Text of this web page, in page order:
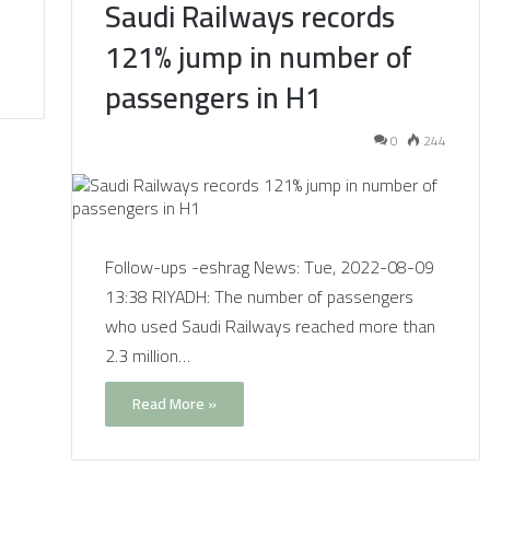
Saudi Railways records
121% jump in number of
passengers in H1
0 244
Follow-ups -eshrag News: Tue, 2022-08-09
13:38 RIYADH: The number of passengers
who used Saudi Railways reached more than
2.3 million…
Read More »